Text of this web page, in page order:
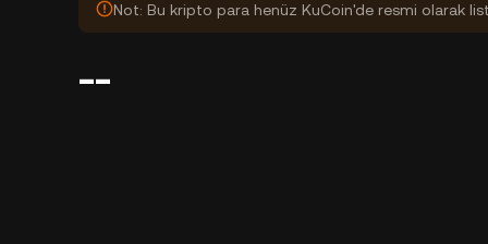
Not: Bu kripto para henüz KuCoin'de resmi olarak
--